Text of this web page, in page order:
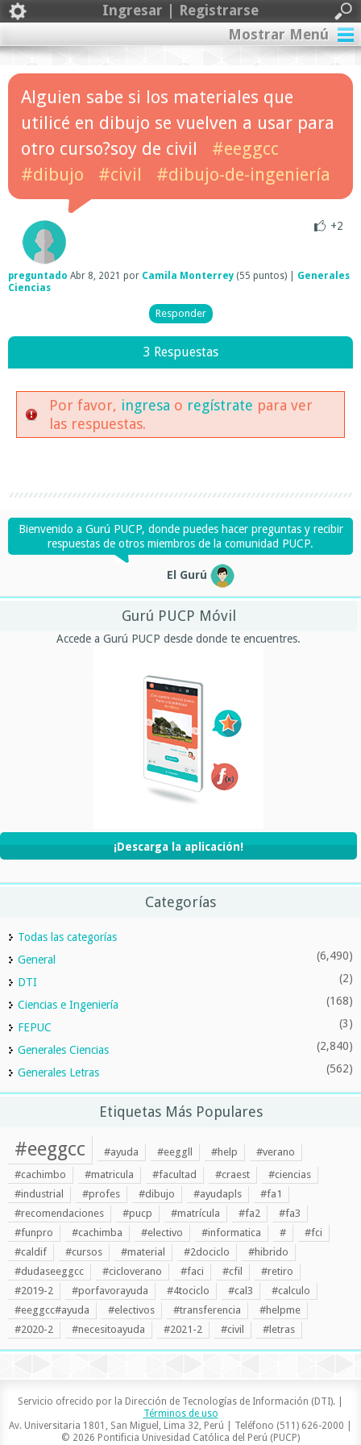
Ingresar | Registrarse
Mostrar Menú
Alguien sabe si los materiales que
utilicé en dibujo se vuelven a usar para
otro curso?soy de civil
#eeggcc
#dibujo
#civil #dibujo-de-ingeniería
+2
preguntado Abr 8, 2021 por Camila Monterrey (55 puntos)
Generales
Ciencias
3 Respuestas
Por favor, ingresa o regístrate para ver
las respuestas.
Bienvenido a Gurú PUCP, donde puedes hacer preguntas y recibir
respuestas de otros miembros de la comunidad PUCP.
El Gurú
Gurú PUCP Móvil
Accede a Gurú PUCP desde donde te encuentres.
¡Descarga la aplicación!
Categorías
Todas las categorías
General
(6,490)
DTI (2)
Ciencias e Ingeniería (168)
FEPUC (3)
Generales Ciencias (2,840)
Generales Letras (562)
Etiquetas Más Populares
#eeggcc #ayuda #eeggll #help
#verano
#cachimbo
#matricula #facultad #craest
#ciencias
#industrial
#profes #dibujo #ayudapls
#fa1
#recomendaciones
#pucp #matrícula #fa2
#fa3
#funpro
#cachimba #electivo #informatica #
#fci
#caldif
#cursos #material #2dociclo
#hibrido
#dudaseeggcc
#cicloverano #faci #cfil
#retiro
#2019-2
#porfavorayuda #4tociclo #cal3
#calculo
#eeggcc#ayuda
#electivos #transferencia
#helpme
#2020-2
#necesitoayuda #2021-2 #civil #letras
Servicio ofrecido por la Dirección de Tecnologías de Información (DTI). |
Términos de uso
Av. Universitaria 1801, San Miguel, Lima 32, Perú | Teléfono (511) 626-2000 |
© 2026 Pontificia Univesidad Católica del Perú (PUCP)